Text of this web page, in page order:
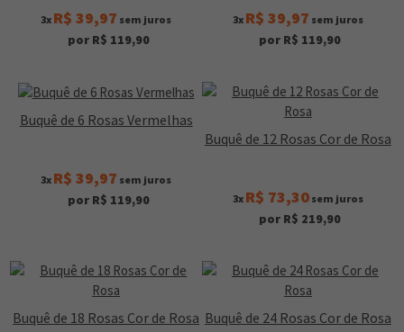
3x R$ 39,97 sem juros
por R$ 119,90
3x R$ 39,97 sem juros
por R$ 119,90
Buquê de 6 Rosas Vermelhas
3x R$ 39,97 sem juros
por R$ 119,90
Buquê de 12 Rosas Cor de Rosa
3x R$ 73,30sem juros
por R$ 219,90
Buquê de 18 Rosas Cor de Rosa Buquê de 24 Rosas Cor de Rosa